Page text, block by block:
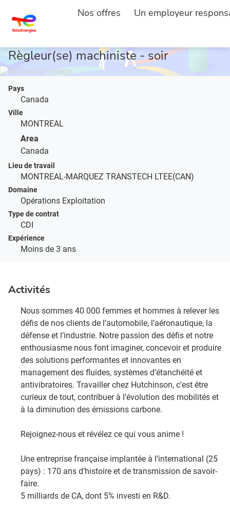
Nos offres Un employeur
ACCUEIL
Règleur(se) machiniste - soir
Pays
Canada
Ville
MONTREAL
Area
Canada
Lieu de travail
MONTREAL-MARQUEZ TRANSTECH LTEE(CAN)
Domaine
Opérations Exploitation
Type de contrat
CDI
Expérience
Moins de 3 ans
Activités
Nous sommes 40 000 femmes et hommes à relever les
défis de nos clients de l’automobile, l’aéronautique, la
défense et l’industrie. Notre passion des défis et notre
enthousiasme nous font imaginer, concevoir et produire
des solutions performantes et innovantes en
management des fluides, systèmes d’étanchéité et
antivibratoires. Travailler chez Hutchinson, c’est être
curieux de tout, contribuer à l’évolution des mobilités et
à la diminution des émissions carbone. ​
Rejoignez-nous et révélez ce qui vous anime !​
Une entreprise française implantée à l’international (25
pays) : 170 ans d’histoire et de transmission de savoir-
faire.​
5 milliards de CA, dont 5% investi en R&D​.